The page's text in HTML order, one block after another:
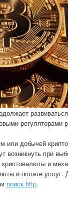
регуляторами
или добычей
возникнуть при
и
и оплате
поиск http.